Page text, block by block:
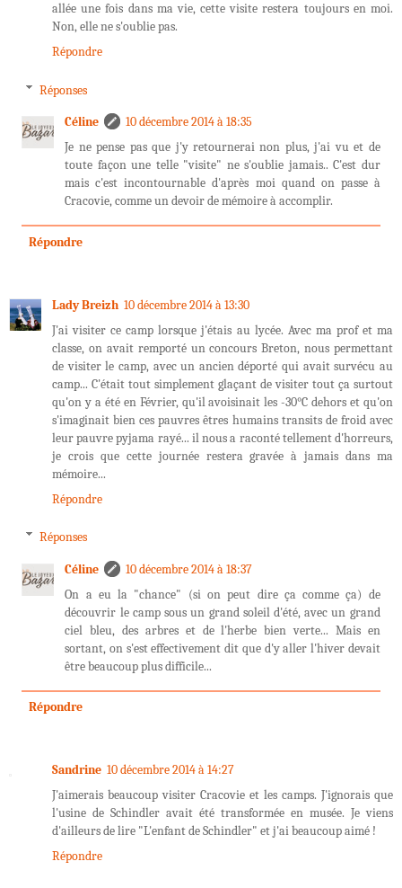
allée une fois dans ma vie, cette visite restera toujours en moi.
Non, elle ne s'oublie pas.
Répondre
Réponses
Céline
10 décembre 2014 à 18:35
Je ne pense pas que j'y retournerai non plus, j'ai vu et de
toute façon une telle "visite" ne s'oublie jamais.. C'est dur
mais c'est incontournable d'après moi quand on passe à
Cracovie, comme un devoir de mémoire à accomplir.
Répondre
Lady Breizh 10 décembre 2014 à 13:30
J'ai visiter ce camp lorsque j'étais au lycée. Avec ma prof et ma
classe, on avait remporté un concours Breton, nous permettant
de visiter le camp, avec un ancien déporté qui avait survécu au
camp... C'était tout simplement glaçant de visiter tout ça surtout
qu'on y a été en Février, qu'il avoisinait les -30°C dehors et qu'on
s'imaginait bien ces pauvres êtres humains transits de froid avec
leur pauvre pyjama rayé... il nous a raconté tellement d'horreurs,
je crois que cette journée restera gravée à jamais dans ma
mémoire...
Répondre
Réponses
Céline
10 décembre 2014 à 18:37
On a eu la "chance" (si on peut dire ça comme ça) de
découvrir le camp sous un grand soleil d'été, avec un grand
ciel bleu, des arbres et de l'herbe bien verte... Mais en
sortant, on s'est effectivement dit que d'y aller l'hiver devait
être beaucoup plus difficile...
Répondre
Sandrine 10 décembre 2014 à 14:27
J'aimerais beaucoup visiter Cracovie et les camps. J'ignorais que
l'usine de Schindler avait été transformée en musée. Je viens
d'ailleurs de lire "L'enfant de Schindler" et j'ai beaucoup aimé !
Répondre